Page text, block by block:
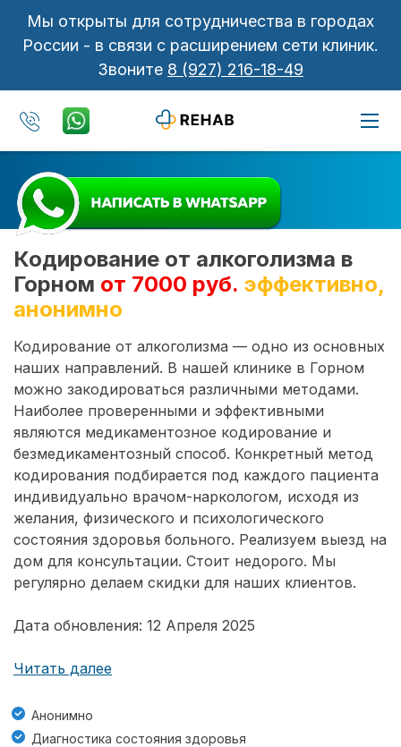
Мы открыты для сотрудничества в городах
России - в связи с расширением сети клиник.
Звоните 8 (927) 216-18-49
Кодирование от алкоголизма в
Горном от 7000 руб. эффективно,
анонимно
Кодирование от алкоголизма — одно из основных
наших направлений. В нашей клинике в Горном
можно закодироваться различными методами.
Наиболее проверенными и эффективными
являются медикаментозное кодирование и
безмедикаментозный способ. Конкретный метод
кодирования подбирается под каждого пациента
индивидуально врачом-наркологом, исходя из
желания, физического и психологического
состояния здоровья больного. Реализуем выезд на
дом для консультации. Стоит недорого. Мы
регулярно делаем скидки для наших клиентов.
Дата обновления: 12 Апреля 2025
Читать далее
Анонимно
Диагностика состояния здоровья